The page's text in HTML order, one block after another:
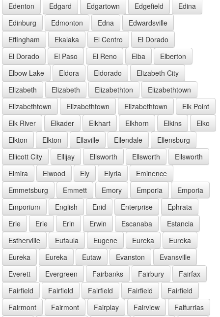
Edenton
Edgard Edgartown Edgefield
Edina
Edinburg
Edmonton Edna
Edwardsville
Effingham
Ekalaka El Centro
El Dorado
El Dorado
El Paso El Reno Elba
Elberton
Elbow Lake
Eldora Eldorado
Elizabeth City
Elizabeth
Elizabeth Elizabethton
Elizabethtown
Elizabethtown
Elizabethtown Elizabethtown
Elk Point
Elk River
Elkader Elkhart Elkhorn Elkins
Elko
Elkton
Elkton Ellaville Ellendale
Ellensburg
Ellicott City
Ellijay Ellsworth Ellsworth
Ellsworth
Elmira
Elwood Ely Elyria
Eminence
Emmetsburg
Emmett Emory Emporia
Emporia
Emporium
English Enid Enterprise
Ephrata
Erie
Erie Erin Erwin Escanaba
Estancia
Estherville
Eufaula Eugene Eureka
Eureka
Eureka
Eureka Eutaw Evanston
Evansville
Everett
Evergreen Fairbanks Fairbury
Fairfax
Fairfield
Fairfield Fairfield Fairfield
Fairfield
Fairmont
Fairmont Fairplay Fairview Falfurrias